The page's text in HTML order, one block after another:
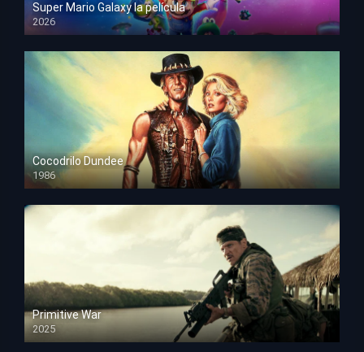
Super Mario Galaxy la película
2026
HD 1080p
Cocodrilo Dundee
1986
HD 1080p
Primitive War
2025
HD 1080p